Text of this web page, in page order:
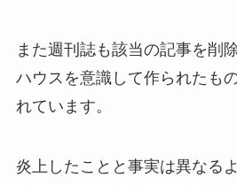
また週刊誌も該当の記事を削
ハウスを意識して作られたも
れています。
炎上したことと事実は異なる